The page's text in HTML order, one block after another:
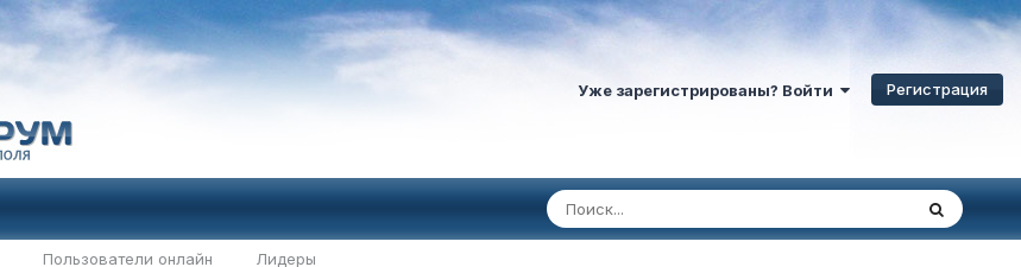
Уже зарегистрированы? Войти Регистрация
Пользователи онлайн Лидеры